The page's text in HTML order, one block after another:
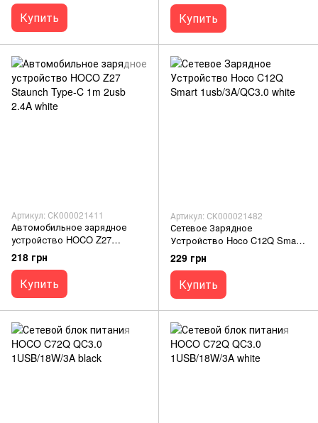
Купить Купить
Артикул: СК000021411
Автомобильное зарядное
устройство HOCO Z27
Staunch Type-C 1m 2usb 2.4A
white
218 грн
Купить
Артикул: СК000021482
Сетевое Зарядное
Устройство Hoco C12Q Smart
1usb/3A/QC3.0 white
229 грн
Купить